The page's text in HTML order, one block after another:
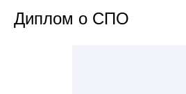
Диплом о СПО